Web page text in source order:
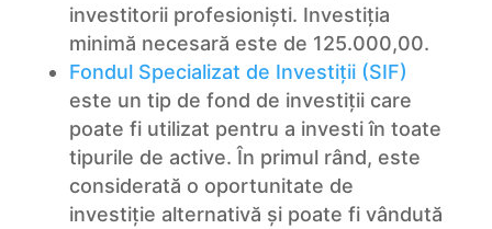
investitorii profesioniști. Investiția
minimă necesară este de 125.000,00.
Fondul Specializat de Investiții (SIF)
este un tip de fond de investiții care
poate fi utilizat pentru a investi în toate
tipurile de active. În primul rând, este
considerată o oportunitate de
investiție alternativă și poate fi vândută